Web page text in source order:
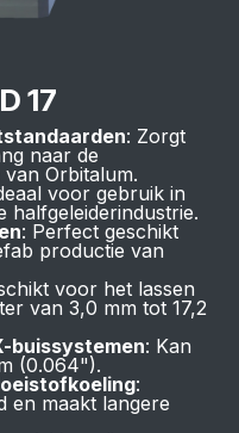
17
: Zorgt
naar de
Orbitalum.
voor gebruik in
halfgeleiderindustrie.
: Perfect geschikt
productie van
voor het lassen
van 3,0 mm tot 17,2
buissystemen: Kan
(0.064").
:
en maakt langere